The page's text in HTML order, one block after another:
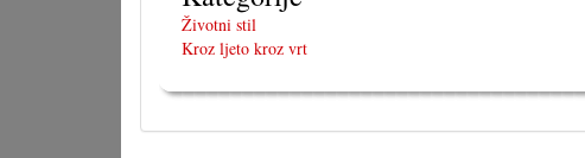
Životni stil
Kroz ljeto kroz vrt